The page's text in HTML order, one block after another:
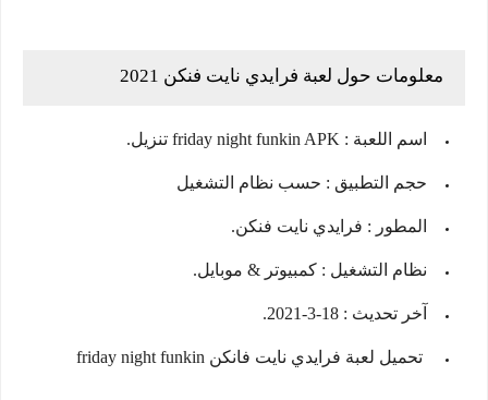
معلومات حول لعبة فرايدي نايت فنكن 2021
اسم اللعبة : friday night funkin APK تنزيل.
حجم التطبيق : حسب نظام التشغيل
المطور : فرايدي نايت فنكن.
نظام التشغيل : كمبيوتر & موبايل.
آخر تحديث : 18-3-2021.
تحميل لعبة فرايدي نايت فانكن friday night funkin